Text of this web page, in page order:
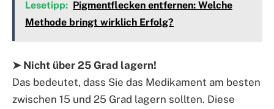
Lesetipp: Pigmentflecken entfernen: Welche
Methode bringt wirklich Erfolg?
➤ Nicht über 25 Grad lagern!
Das bedeutet, dass Sie das Medikament am besten
zwischen 15 und 25 Grad lagern sollten. Diese